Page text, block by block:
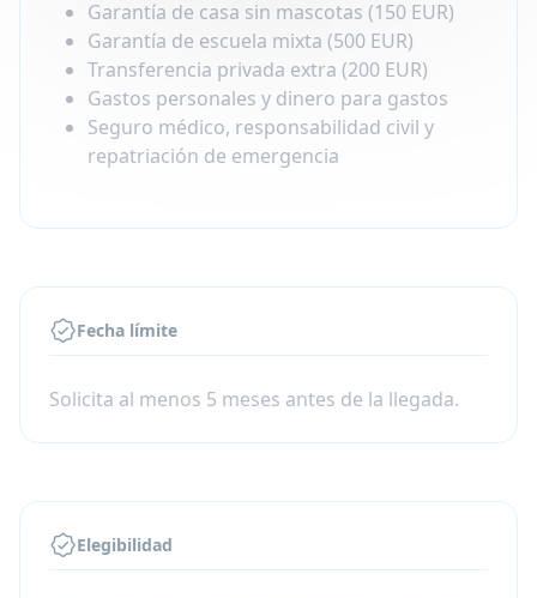
Garantía de casa sin mascotas (150 EUR)
Garantía de escuela mixta (500 EUR)
Transferencia privada extra (200 EUR)
Gastos personales y dinero para gastos
Seguro médico, responsabilidad civil y
repatriación de emergencia
Fecha límite
Solicita al menos 5 meses antes de la llegada.
Elegibilidad